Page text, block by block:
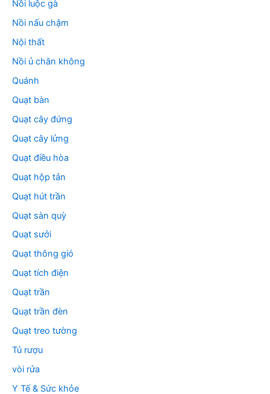
Nồi luộc gà
Nồi nấu chậm
Nội thất
Nồi ủ chân không
Quánh
Quạt bàn
Quạt cây đứng
Quạt cây lửng
Quạt điều hòa
Quạt hộp tản
Quạt hút trần
Quạt sàn quỳ
Quạt sưởi
Quạt thông gió
Quạt tích điện
Quạt trần
Quạt trần đèn
Quạt treo tường
Tủ rượu
vòi rửa
Y Tế & Sức khỏe